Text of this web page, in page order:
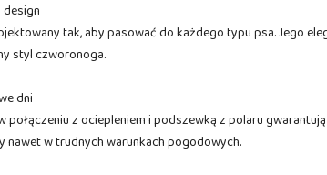
tak, aby pasować do każdego typu psa. Jego
styl czworonoga.
dni
połączeniu z ociepleniem i podszewką z polaru
nawet w trudnych warunkach pogodowych.